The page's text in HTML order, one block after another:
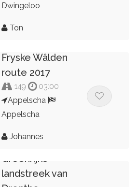
Dwingeloo
Ton
Fryske Wâlden
route 2017
149
03:00
Appelscha
Appelscha
Johannes
Groenrijke
landstreek van